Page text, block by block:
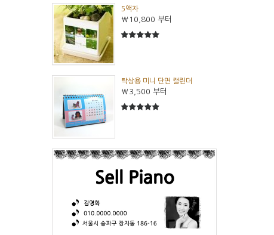
5액자
₩10,800 부터
탁상용 미니 단면 캘린더
₩3,500 부터